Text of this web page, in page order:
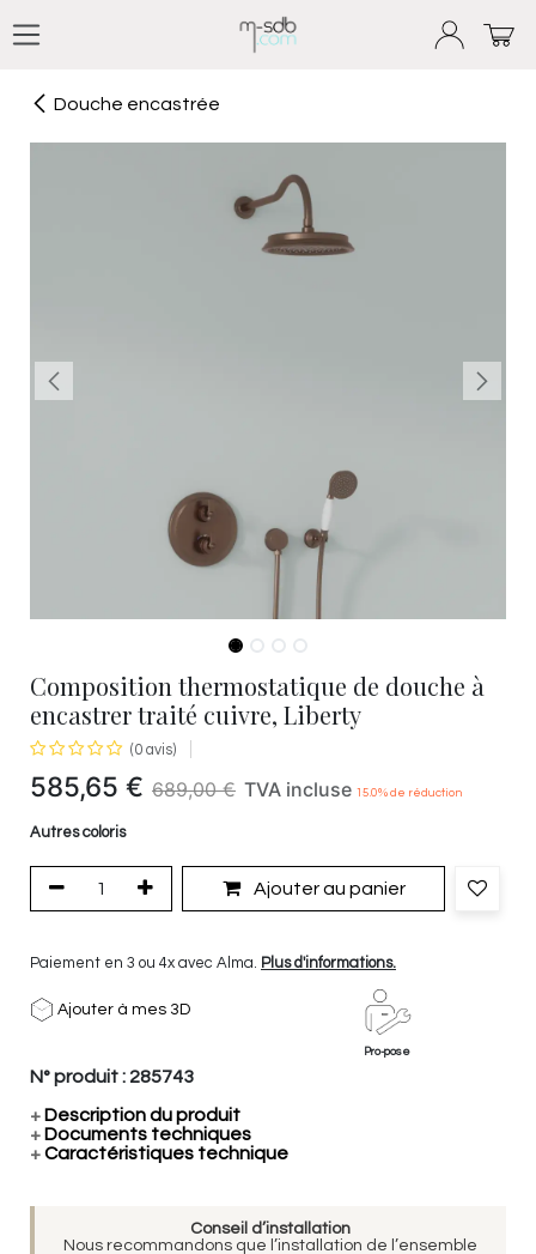
Douche encastrée
Composition thermostatique de douche à
encastrer traité cuivre, Liberty
(0 avis)
585,65 € 689,00€ TVA incluse 15.0% de réduction
Autres coloris
Ajouter au panier
Paiement en 3 ou 4x avec Alma. Plus d'informations.
Ajouter à mes 3D
Pro-pose
N° produit : 285743
+ Description du produit
+ Documents techniques
+Caractéristiques technique
Conseil d’installation
Nous recommandons que l’installation de l’ensemble